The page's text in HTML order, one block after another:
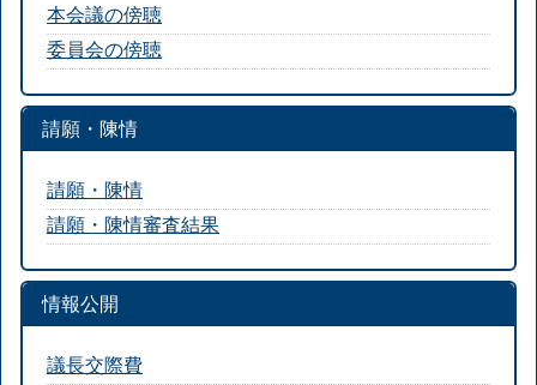
本会議の傍聴
委員会の傍聴
請願・陳情
請願・陳情
請願・陳情審査結果
情報公開
議長交際費